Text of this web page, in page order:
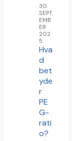
30.
SEPT
EMB
ER
202
5
Hva
d
bet
yde
r
PE
G-
rati
o?